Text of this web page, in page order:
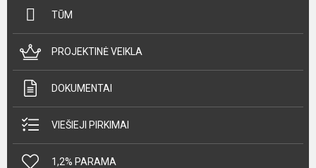
TŪM
PROJEKTINĖ VEIKLA
DOKUMENTAI
VIEŠIEJI PIRKIMAI
1,2% PARAMA